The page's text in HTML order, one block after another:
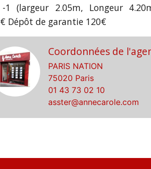
1 (largeur 2.05m, Longeur
Dépôt de garantie 120€
Coordonnées de
PARIS NATION
75020 Paris
01 43 73 02 10
asster@annecarole.com